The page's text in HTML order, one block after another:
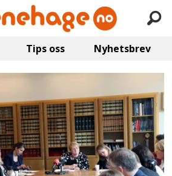
Tips oss Nyhetsbrev